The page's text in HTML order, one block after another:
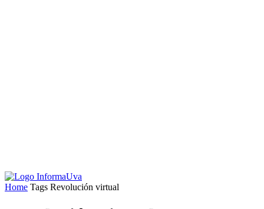
Home Tags Revolución virtual